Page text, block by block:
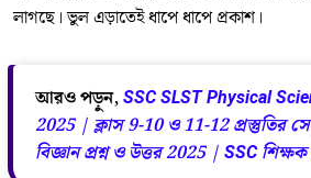
লাগছে। ভুল এড়াতেই ধাপে ধাপে প্রকাশ।
আরও পড়ুন,SSC SLST Physical
2025 | ক্লাস 9-10 ও 11-12 প্রস্তুতির
বিজ্ঞান প্রশ্ন ও উত্তর 2025 | SSC